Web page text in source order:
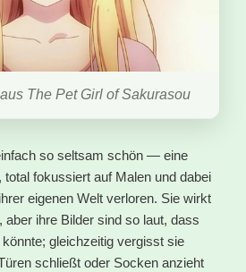
The Pet Girl of Sakurasou
so seltsam schön — eine
fokussiert auf Malen und dabei
eigenen Welt verloren. Sie wirkt
aber ihre Bilder sind so laut, dass
gleichzeitig vergisst sie
schließt oder Socken anzieht